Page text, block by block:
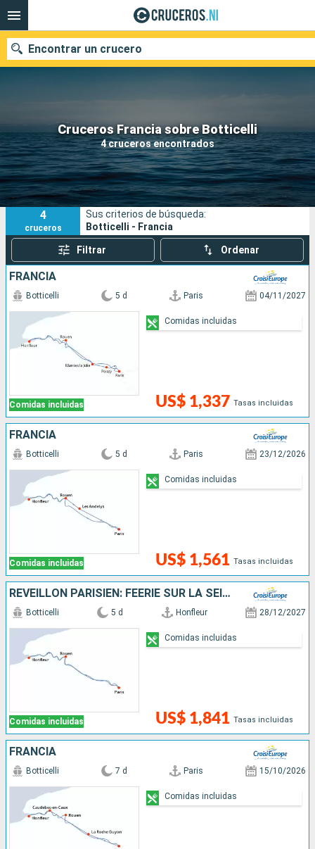
Cruceros Francia sobre Botticelli
4 cruceros encontrados
Encontrar un crucero
Nuestros destinos
Fecha de salida
Puertos Compañías
4
cruceros
Sus criterios de búsqueda:
Botticelli - Francia
Filtrar Ordenar
FRANCIA
Comidas incluidas
Botticelli 5 d Paris 04/11/2027
US$ 1,337 Tasas incluidas
Comidas incluidas
FRANCIA
Comidas incluidas
Botticelli 5 d Paris 23/12/2026
US$ 1,561 Tasas incluidas
Comidas incluidas
RÉVEILLON PARISIEN: FÉERIE SUR LA SEINE
Comidas incluidas
Botticelli 5 d Honfleur 28/12/2027
US$ 1,841 Tasas incluidas
Comidas incluidas
FRANCIA
Botticelli 7 d Paris 15/10/2026
Comidas incluidas